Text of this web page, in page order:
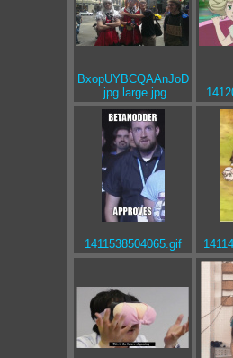
BxopUYBCQAAnJoD
.jpg large.jpg
1411538504065.gif